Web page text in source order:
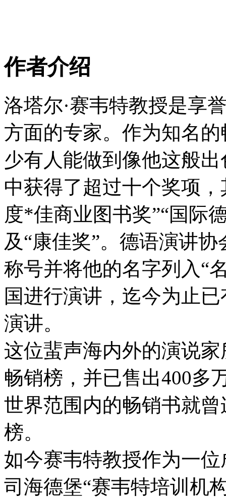
作者介绍
洛塔尔·赛韦特教授是享
方面的专家。作为知名
少有人能做到像他这般
中获得了超过十个奖项
度*佳商业图书奖”“国际
及“康佳奖”。德语演讲
称号并将他的名字列入“
国进行演讲，迄今为止
演讲。
这位蜚声海内外的演说
畅销榜，并已售出400多
世界范围内的畅销书就
榜。
如今赛韦特教授作为一
司海德堡“赛韦特培训机